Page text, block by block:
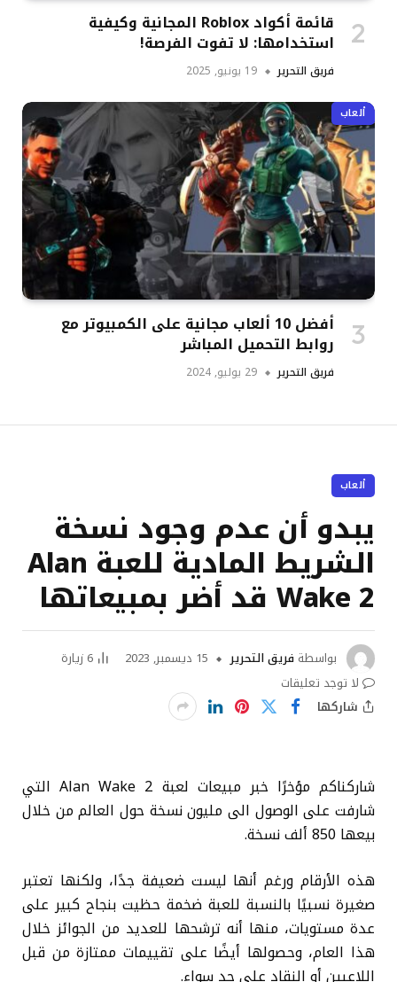
قائمة أكواد Roblox المجانية وكيفية
استخدامها: لا تفوت الفرصة!
فريق التحرير 19 يونيو, 2025
ألعاب
أفضل 10 ألعاب مجانية على الكمبيوتر مع
روابط التحميل المباشر
فريق التحرير 29 يوليو, 2024
ألعاب
يبدو أن عدم وجود نسخة
الشريط المادية للعبة Alan
Wake 2 قد أضر بمبيعاتها
بواسطة فريق التحرير 15 ديسمبر, 2023 6 زيارة
لا توجد تعليقات
شاركها
شاركناكم مؤخرًا خبر مبيعات لعبة Alan Wake 2 التي
شارفت على الوصول الى مليون نسخة حول العالم من خلال
بيعها 850 ألف نسخة.
هذه الأرقام ورغم أنها ليست ضعيفة جدًا، ولكنها تعتبر
صغيرة نسبيًا بالنسبة للعبة ضخمة حظيت بنجاح كبير على
عدة مستويات، منها أنه ترشحها للعديد من الجوائز خلال
هذا العام، وحصولها أيضًا على تقييمات ممتازة من قبل
اللاعبين أو النقاد على حد سواء.